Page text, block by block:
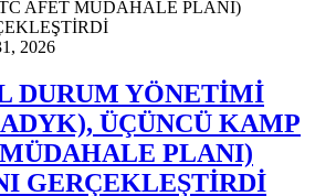
2026
DURUM YÖNETİMİ
ÜÇÜNCÜ KAMP
PLANI)
GERÇEKLEŞTİRDİ